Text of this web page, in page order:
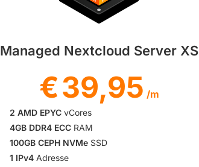
Managed Nextcloud Server XS
€39,95 /m
2 AMD EPYC vCores
4GB DDR4 ECC RAM
100GB CEPH NVMe SSD
1 IPv4 Adresse